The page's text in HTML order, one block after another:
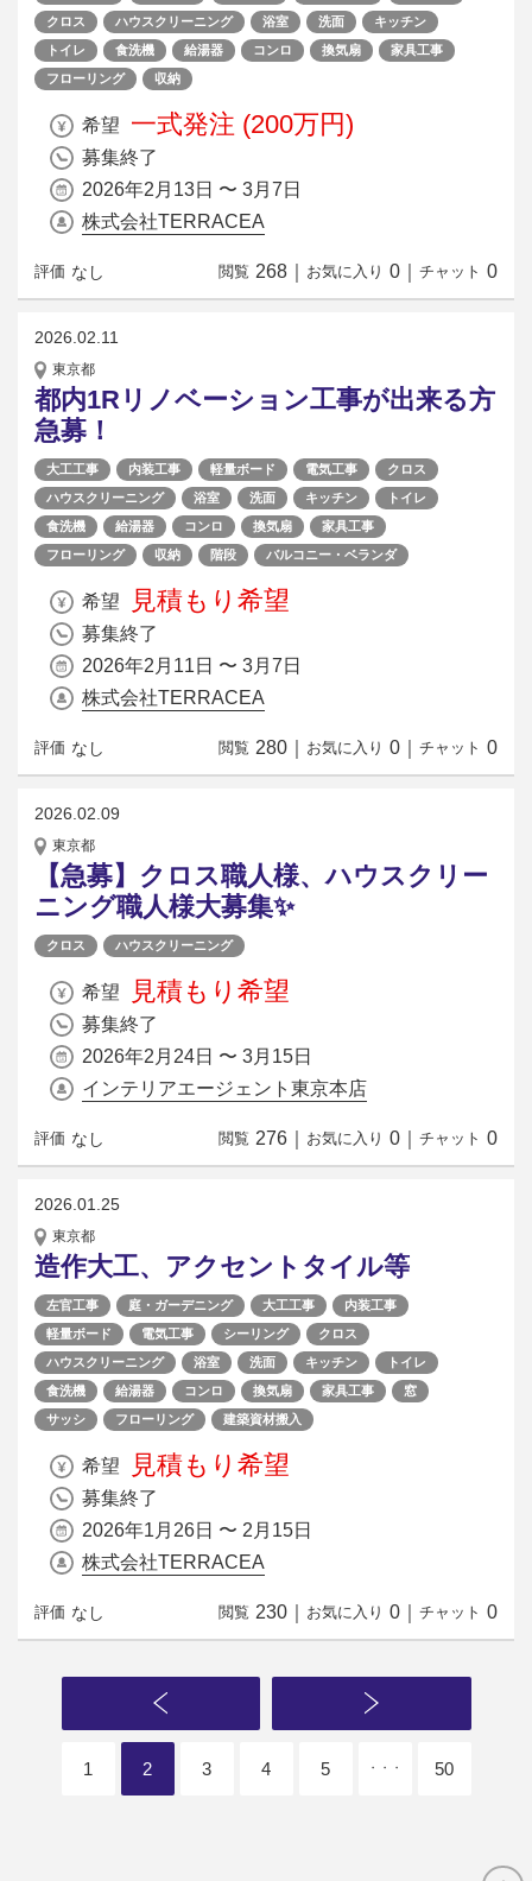
クロス ハウスクリーニング 浴室 洗面
キッチン
トイレ
食洗機 給湯器 コンロ 換気扇
家具工事
フローリング
収納
希望 一式発注 (200万円)
募集終了
2026年2月13日 〜 3月7日
株式会社TERRACEA
評価 なし 閲覧 268 お気に入り 0 チャット 0
2026.02.11
東京都
都内1Rリノベーション工事が出来る方
急募！
大工工事 内装工事 軽量ボード 電気工事
クロス
ハウスクリーニング
浴室 洗面 キッチン
トイレ
食洗機
給湯器 コンロ 換気扇
家具工事
フローリング
収納 階段 バルコニー・ベランダ
希望 見積もり希望
募集終了
2026年2月11日 〜 3月7日
株式会社TERRACEA
評価 なし 閲覧 280 お気に入り 0 チャット 0
2026.02.09
東京都
【急募】クロス職人様、ハウスクリー
ニング職人様大募集✨
クロス ハウスクリーニング
希望 見積もり希望
募集終了
2026年2月24日 〜 3月15日
インテリアエージェント東京本店
評価 なし 閲覧 276 お気に入り 0 チャット 0
2026.01.25
東京都
造作大工、アクセントタイル等
左官工事 庭・ガーデニング 大工工事
内装工事
軽量ボード
電気工事 シーリング
クロス
ハウスクリーニング
浴室 洗面 キッチン
トイレ
食洗機
給湯器 コンロ 換気扇 家具工事
窓
サッシ
フローリング 建築資材搬入
希望 見積もり希望
募集終了
2026年1月26日 〜 2月15日
株式会社TERRACEA
評価 なし 閲覧 230 お気に入り 0 チャット 0
1 2 3 4 5 ・・・ 50